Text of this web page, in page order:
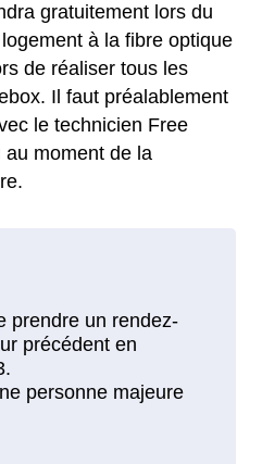
gratuitement lors du
à la fibre optique
de réaliser tous les
Il faut préalablement
le technicien Free
au moment de la